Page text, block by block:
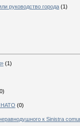
руководство города (1)
(1)
НАТО (0)
к Sinistra